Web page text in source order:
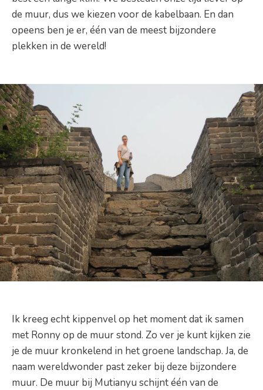
de muur, dus we kiezen voor de kabelbaan. En dan
opeens ben je er, één van de meest bijzondere
plekken in de wereld!
Ik kreeg echt kippenvel op het moment dat ik samen
met Ronny op de muur stond. Zo ver je kunt kijken zie
je de muur kronkelend in het groene landschap. Ja, de
naam wereldwonder past zeker bij deze bijzondere
muur. De muur bij Mutianyu schijnt één van de